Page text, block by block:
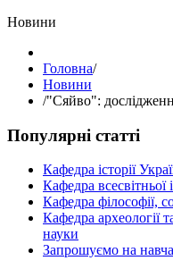
Hовини
Головна/
Hовини
/"Сяйво":
Популярні статті
Кафедра історії
Кафедра всесвітньої
Кафедра філософії,
Кафедра археології
науки
Запрошуємо на